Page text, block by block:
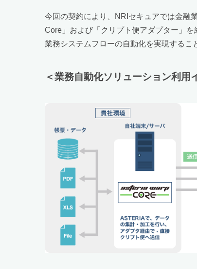
今回の契約により、NRIセキュアでは金融
Core」および「クリプト便アダプター」
業務システムフローの自動化を実現するこ
＜業務自動化ソリューション利用